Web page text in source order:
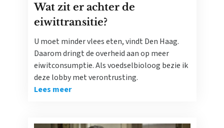
Wat zit er achter de
eiwittransitie?
U moet minder vlees eten, vindt Den Haag.
Daarom dringt de overheid aan op meer
eiwitconsumptie. Als voedselbioloog bezie ik
deze lobby met verontrusting.
Lees meer